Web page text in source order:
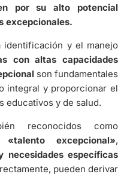
por su alto potencial
excepcionales.
identificación y el manejo
con altas capacidades
son fundamentales
integral y proporcionar el
educativos y de salud.
reconocidos como
«talento excepcional»,
necesidades específicas
pueden derivar